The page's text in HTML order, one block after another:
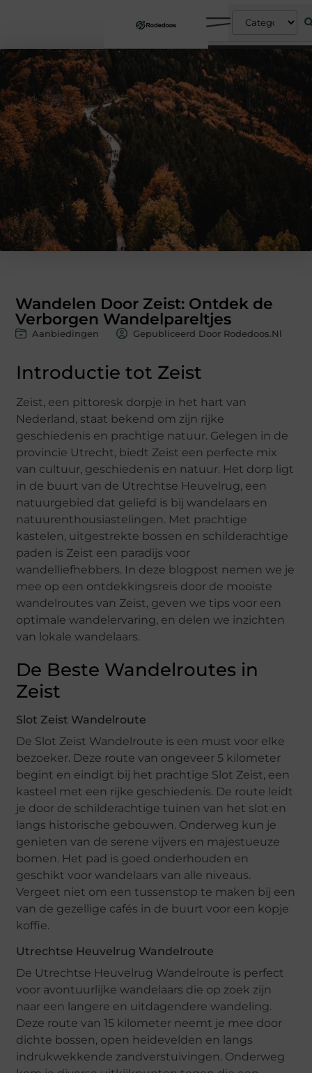
Wandelen Door Zeist: Ontdek de
Verborgen Wandelpareltjes
Aanbiedingen Gepubliceerd Door Rodedoos.nl
Introductie tot Zeist
Zeist, een pittoresk dorpje in het hart van
Nederland, staat bekend om zijn rijke
geschiedenis en prachtige natuur. Gelegen in de
provincie Utrecht, biedt Zeist een perfecte mix
van cultuur, geschiedenis en natuur. Het dorp ligt
in de buurt van de Utrechtse Heuvelrug, een
natuurgebied dat geliefd is bij wandelaars en
natuurenthousiastelingen. Met prachtige
kastelen, uitgestrekte bossen en schilderachtige
paden is Zeist een paradijs voor
wandelliefhebbers. In deze blogpost nemen we je
mee op een ontdekkingsreis door de mooiste
wandelroutes van Zeist, geven we tips voor een
optimale wandelervaring, en delen we inzichten
van lokale wandelaars.
De Beste Wandelroutes in
Zeist
Slot Zeist Wandelroute
De Slot Zeist Wandelroute is een must voor elke
bezoeker. Deze route van ongeveer 5 kilometer
begint en eindigt bij het prachtige Slot Zeist, een
kasteel met een rijke geschiedenis. De route leidt
je door de schilderachtige tuinen van het slot en
langs historische gebouwen. Onderweg kun je
genieten van de serene vijvers en majestueuze
bomen. Het pad is goed onderhouden en
geschikt voor wandelaars van alle niveaus.
Vergeet niet om een tussenstop te maken bij een
van de gezellige cafés in de buurt voor een kopje
koffie.
Utrechtse Heuvelrug Wandelroute
De Utrechtse Heuvelrug Wandelroute is perfect
voor avontuurlijke wandelaars die op zoek zijn
naar een langere en uitdagendere wandeling.
Deze route van 15 kilometer neemt je mee door
dichte bossen, open heidevelden en langs
indrukwekkende zandverstuivingen. Onderweg